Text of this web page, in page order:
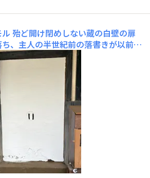
殆ど開け閉めしない蔵の白壁の扉
、主人の半世紀前の落書きが以前か
したいと思っていた所に、モルモルの
補修にピッタリかもと、DIYチャレ
養生は周りにテープを貼るだけのズ
刷毛・ローラを準備しましたが全